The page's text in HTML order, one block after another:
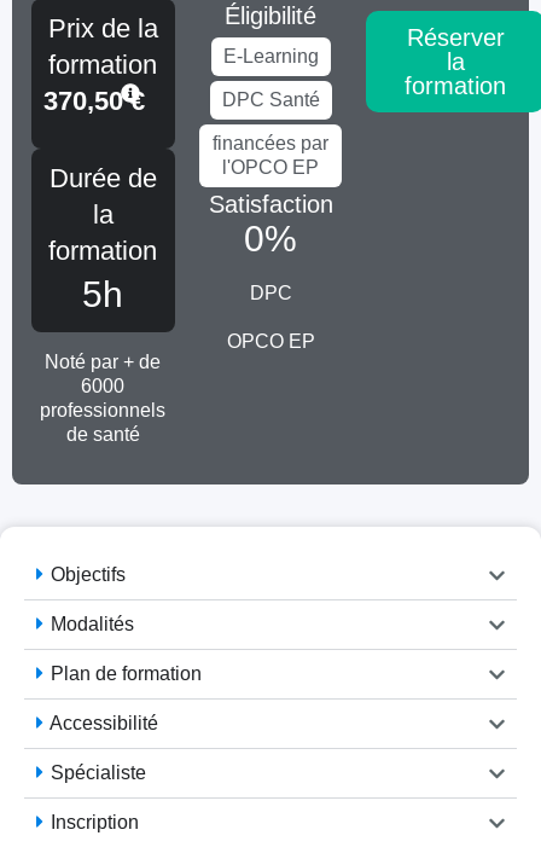
Prix de la
formation
370,50€
Durée de
la
formation
5h
Noté par + de
6000
professionnels
de santé
Éligibilité
E-Learning
DPC Santé
financées par
l'OPCO EP
Satisfaction
0%
DPC
OPCO EP
Réserver
la
formation
Objectifs
Modalités
Plan de formation
Accessibilité
Spécialiste
Inscription